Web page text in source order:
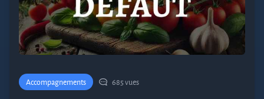
Accompagnements 685 vues